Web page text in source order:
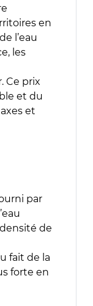
en
l’eau
les
Ce prix
et du
et
par
de
fait de la
forte en